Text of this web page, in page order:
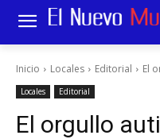
Inicio Locales Editorial El
Locales Editorial
El orgullo